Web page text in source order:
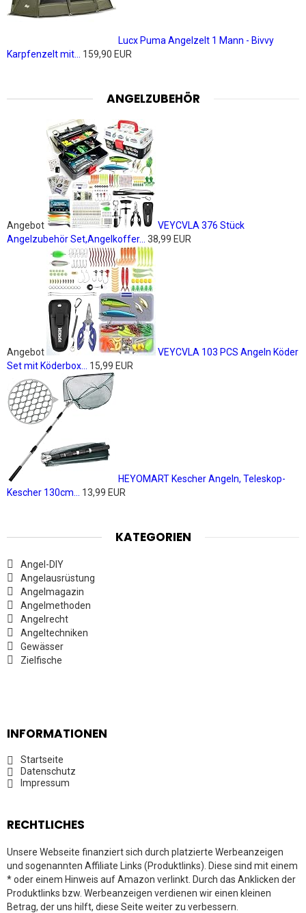
Lucx Puma Angelzelt 1 Mann - Bivvy
Karpfenzelt mit...
159,90 EUR
ANGELZUBEHÖR
Angebot
VEYCVLA 376 Stück
Angelzubehör Set,Angelkoffer...
38,99 EUR
Angebot
VEYCVLA 103 PCS Angeln Köder
Set mit Köderbox...
15,99 EUR
HEYOMART Kescher Angeln, Teleskop-
Kescher 130cm...
13,99 EUR
KATEGORIEN
Angel-DIY
Angelausrüstung
Angelmagazin
Angelmethoden
Angelrecht
Angeltechniken
Gewässer
Zielfische
INFORMATIONEN
Startseite
Datenschutz
Impressum
RECHTLICHES
Unsere Webseite finanziert sich durch platzierte Werbeanzeigen
und sogenannten Affiliate Links (Produktlinks). Diese sind mit einem
* oder einem Hinweis auf Amazon verlinkt. Durch das Anklicken der
Produktlinks bzw. Werbeanzeigen verdienen wir einen kleinen
Betrag, der uns hilft, diese Seite weiter zu verbessern.